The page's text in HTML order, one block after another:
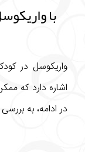
با
واریکوسل در
اشاره دارد که
در ادامه، به